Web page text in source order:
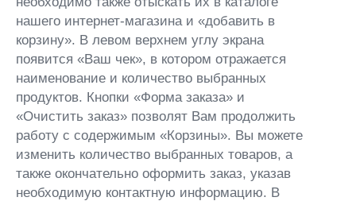
нашего интернет-магазина и «добавить в
корзину». В левом верхнем углу экрана
появится «Ваш чек», в котором отражается
наименование и количество выбранных
продуктов. Кнопки «Форма заказа» и
«Очистить заказ» позволят Вам продолжить
работу с содержимым «Корзины». Вы можете
изменить количество выбранных товаров, а
также окончательно оформить заказ, указав
необходимую контактную информацию. В